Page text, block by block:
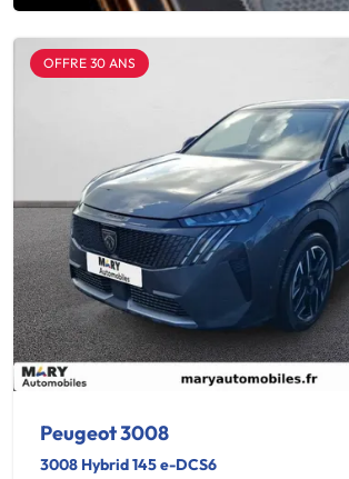
OFFRE 30 ANS
Peugeot 3008
3008 Hybrid 145 e-DCS6